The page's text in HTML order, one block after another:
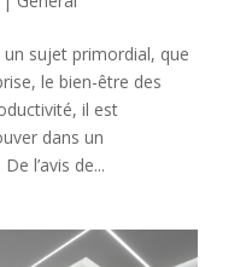
sujet primordial, que
le bien-être des
il est
dans un
l’avis de...